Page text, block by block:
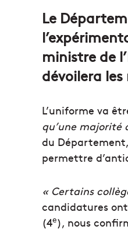
Le
ministre de
dévoilera
L’uniforme va
qu’une majorité
du
permettre
« Certains
candidatures
(4e), nous